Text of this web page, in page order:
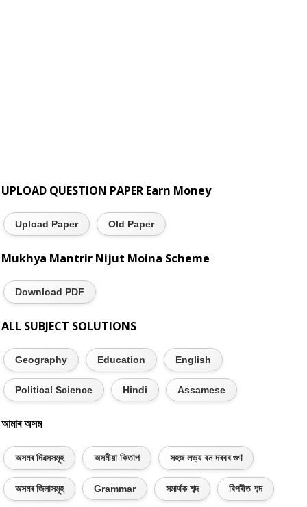
UPLOAD QUESTION PAPER Earn Money
Upload Paper Old Paper
Mukhya Mantrir Nijut Moina Scheme
Download PDF
ALL SUBJECT SOLUTIONS
Geography Education English
Political Science Hindi Assamese
আমাৰ অসম
অসমৰ দিৱসসমূহ অসমীয়া কিতাপ সহজ লভ্য বন দৰবৰ গুণ
অসমৰ জিলাসমূহ Grammar সমাৰ্থক শব্দ বিপৰীত শব্দ